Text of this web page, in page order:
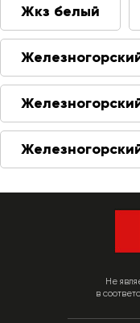
Жкз белый
Не
в